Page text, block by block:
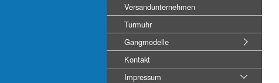
Versandunternehmen
Turmuhr
Gangmodelle
Kontakt
Impressum